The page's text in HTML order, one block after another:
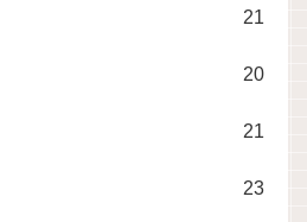
21
20
21
23